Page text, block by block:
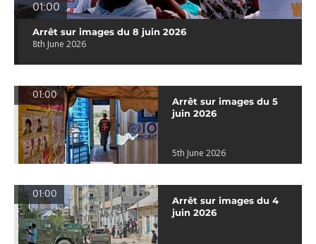
01:00
Arrêt sur images du 8 juin 2026
8th June 2026
01:00
Arrêt sur images du 5
juin 2026
5th June 2026
01:00
Arrêt sur images du 4
juin 2026